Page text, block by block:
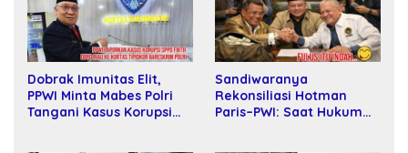
Dobrak Imunitas Elit,
PPWI Minta Mabes Polri
Tangani Kasus Korupsi
Sandiwaranya
Rekonsiliasi Hotman
Paris–PWI: Saat Hukum